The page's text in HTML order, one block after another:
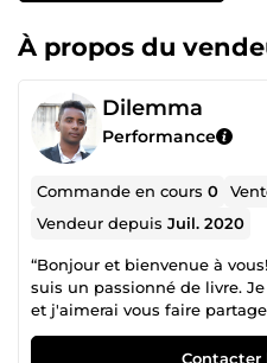
À propos du
Dilemma
Performance
Commande en cours0
Vendeur depuisJuil. 2020
“Bonjour et bienvenue à
suis un passionné de livre.
et j'aimerai vous faire
à me contacter?. À très
Contacter